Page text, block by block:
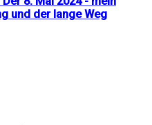
und der lange Weg